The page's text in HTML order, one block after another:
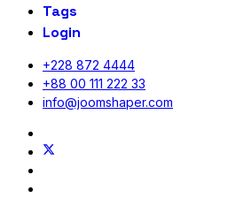
Tags
Login
+228 872 4444
+88 00 111 222 33
info@joomshaper.com